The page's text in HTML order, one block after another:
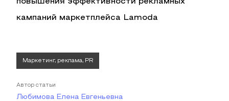
повышения эффективности рекламных
кампаний маркетплейса Lamoda
Маркетинг, реклама, PR
Автор статьи
Любимова Елена Евгеньевна